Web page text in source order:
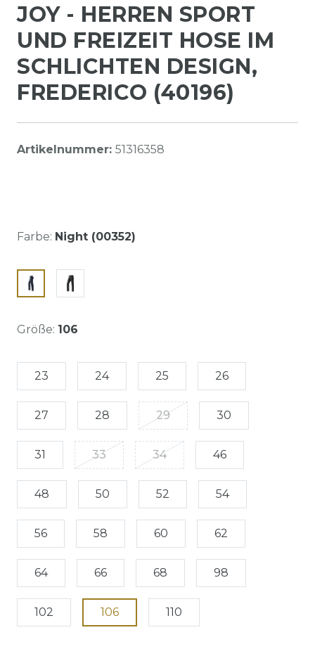
JOY - HERREN SPORT
UND FREIZEIT HOSE IM
SCHLICHTEN DESIGN,
FREDERICO (40196)
Artikelnummer: 51316358
Farbe: Night (00352)
Größe: 106
23 24 25 26
27 28 29 30
31 33 34 46
48 50 52 54
56 58 60 62
64 66 68 98
102 106 110